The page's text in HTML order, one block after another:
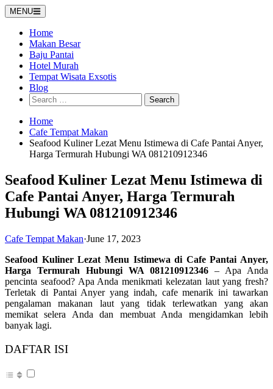
Skip
to
content
MENU
Home
Makan Besar
Baju Pantai
Hotel Murah
Tempat Wisata Exsotis
Blog
Search
for:
Home
Cafe Tempat Makan
Seafood Kuliner Lezat Menu Istimewa di Cafe Pantai Anyer,
Harga Termurah Hubungi WA 081210912346
Seafood Kuliner Lezat Menu Istimewa di
Cafe Pantai Anyer, Harga Termurah
Hubungi WA 081210912346
Cafe Tempat Makan·June 17, 2023
Seafood Kuliner Lezat Menu Istimewa di Cafe Pantai Anyer,
Harga Termurah Hubungi WA 081210912346 – Apa Anda
pencinta seafood? Apa Anda menikmati kelezatan laut yang fresh?
Terletak di Pantai Anyer yang indah, cafe menarik ini tawarkan
pengalaman makanan laut yang tidak terlewatkan yang akan
memikat selera Anda dan membuat Anda mengidamkan lebih
banyak lagi.
DAFTAR ISI